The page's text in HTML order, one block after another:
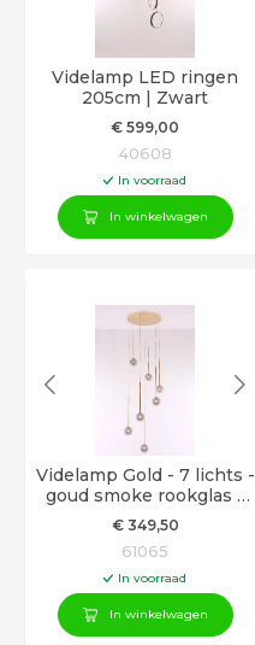
Videlamp LED ringen
205cm | Zwart
€ 599,00
40608
In voorraad
In winkelwagen
Videlamp Gold - 7 lichts -
goud smoke rookglas -
350cm
€349,50
61065
In voorraad
In winkelwagen